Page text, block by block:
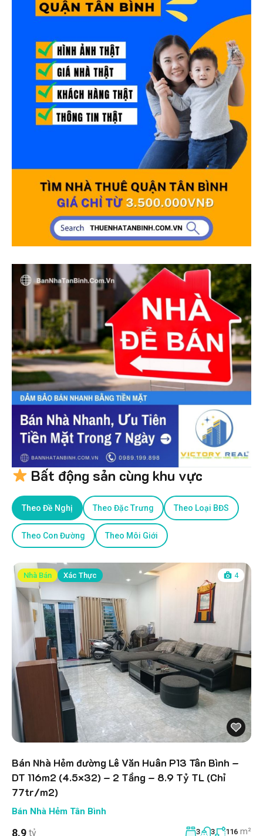
Bất động sản cùng khu vực
Theo Đề Nghị Theo Đặc Trưng Theo Loại BĐS
Theo Con Đường Theo Môi Giới
Nhà Bán Xác Thực 4
Bán Nhà Hẻm đường Lê Văn Huân P13 Tân Bình –
DT 116m2 (4.5×32) – 2 Tầng – 8.9 Tỷ TL (Chỉ
77tr/m2)
Bán Nhà Hẻm Tân Bình
8.9 tỷ 3 3 116 m²